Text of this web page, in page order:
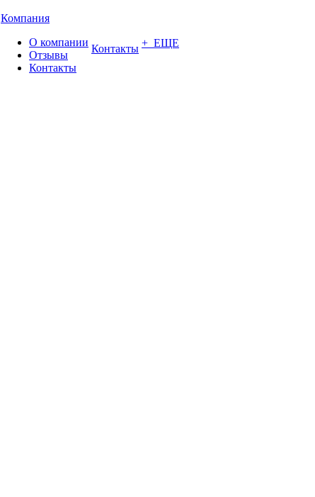
Компания
О компании
Отзывы
Контакты
Контакты + ЕЩЕ